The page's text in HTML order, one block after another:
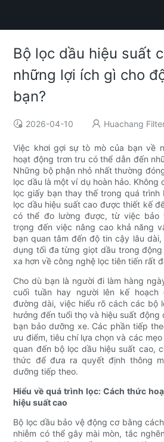
Bộ lọc dầu hiệu suất
những lợi ích gì cho
bạn?
2026-04-10 Huachang
Việc khơi gợi sự tò mò của bạn về
hoạt động trơn tru có thể dẫn đến
Những bộ phận nhỏ nhất thường
lọc dầu là một ví dụ hoàn hảo. Không
lọc giấy bạn thay thế trong quá
lọc dầu hiệu suất cao được thiết kế
có thể đo lường được, từ việc bảo
trọng đến việc nâng cao khả năng
bạn quan tâm đến độ tin cậy lâu
dụng tối đa từng giọt dầu trong động
xa hơn về công nghệ lọc tiên tiến rất
Cho dù bạn là người đi làm hàng
cuối tuần hay người lên kế hoạch
đường dài, việc hiểu rõ cách các bộ
hưởng đến tuổi thọ và hiệu suất
bạn bảo dưỡng xe. Các phần tiếp
ưu điểm, tiêu chí lựa chọn và các
quan đến bộ lọc dầu hiệu suất cao,
thức để đưa ra quyết định thông
dưỡng tiếp theo.
Hiểu về quá trình lọc: Cách thức
hiệu suất cao
Bộ lọc dầu bảo vệ động cơ bằng
nhiễm có thể gây mài mòn, tắc